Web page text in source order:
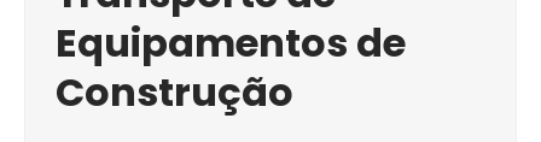
Equipamentos de
Construção